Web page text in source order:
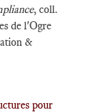
, coll.
de l'Ogre
&
pour